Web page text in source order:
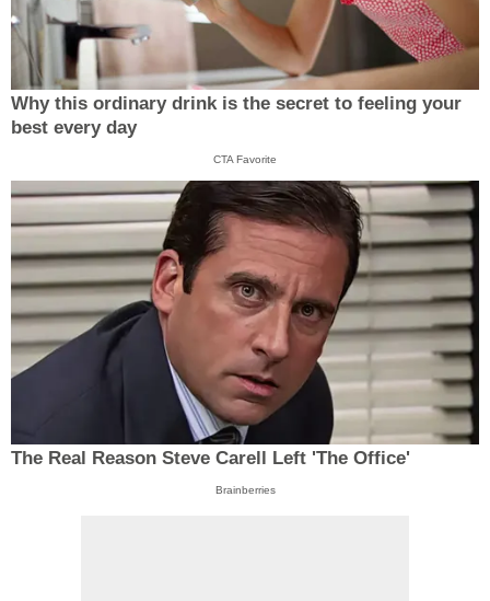
Why this ordinary drink is the secret to feeling your
best every day
CTA Favorite
The Real Reason Steve Carell Left 'The Office'
Brainberries